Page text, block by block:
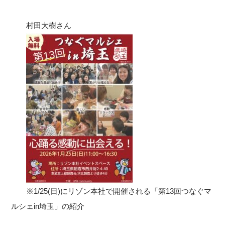
村田大樹さん
※1/25(日)にリゾン本社で開催される「第13回つなぐマ
ルシェin埼玉」の紹介